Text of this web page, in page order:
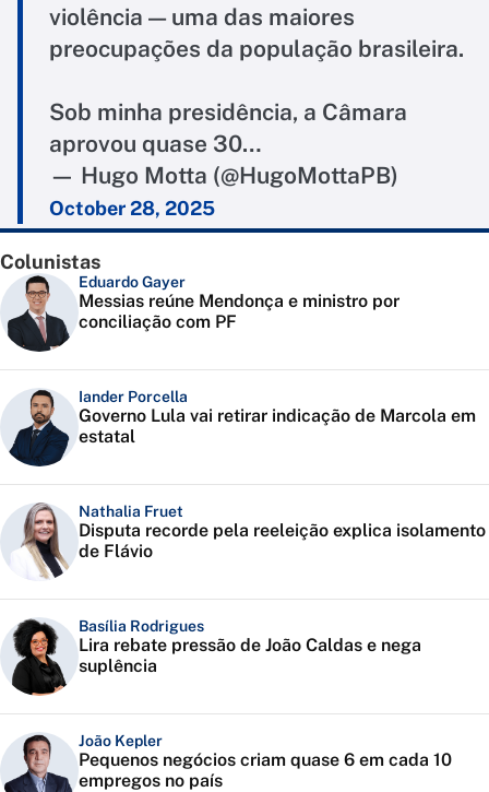
violência — uma das maiores
preocupações da população brasileira.
Sob minha presidência, a Câmara
aprovou quase 30…
— Hugo Motta (@HugoMottaPB)
October 28, 2025
Colunistas
Eduardo Gayer
Messias reúne Mendonça e ministro por
conciliação com PF
Iander Porcella
Governo Lula vai retirar indicação de Marcola em
estatal
Nathalia Fruet
Disputa recorde pela reeleição explica isolamento
de Flávio
Basília Rodrigues
Lira rebate pressão de João Caldas e nega
suplência
João Kepler
Pequenos negócios criam quase 6 em cada 10
empregos no país